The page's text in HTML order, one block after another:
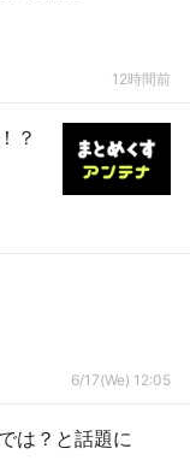
12時間前
？
6/17(We) 12:05
は？と話題に